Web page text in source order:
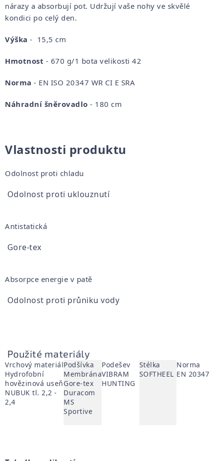
nárazy a absorbují pot. Udržují vaše nohy ve skvělé
kondici po celý den.
Výška - 15,5 cm
Hmotnost - 670 g/1 bota velikosti 42
Norma - EN ISO 20347 WR CI E SRA
Náhradní šněrovadlo - 180 cm
Vlastnosti produktu
Odolnost proti chladu
Odolnost proti uklouznutí
Antistatická
Gore-tex
Absorpce energie v patě
Odolnost proti průniku vody
Použité materiály
Vrchový materiál
Hydrofobní
hovězinová useň
NUBUK tl. 2,2 -
2,4
Podšívka
Membrána
Gore-tex
Duracom
MS
Sportive
Podešev
VIBRAM
HUNTING
Stélka
SOFTHEEL
Norma
EN 20347